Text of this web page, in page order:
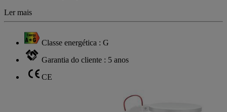
Ler mais
Classe energética : G
Garantia do cliente : 5 anos
CE